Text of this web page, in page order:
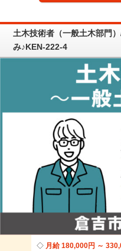
土木技術者（一般土木部門
み♪KEN-222-4
月給 180,000円 ～